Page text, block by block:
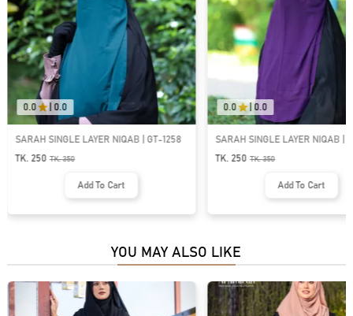
0.0 0.0
SARAH SINGLE LAYER NIQAB | GT-1258
TK. 250 TK.350
Add To Cart
0.0 0.0
SARAH SINGLE LAYER NIQAB |
TK. 250
TK.350
Add To Cart
YOU MAY ALSO LIKE